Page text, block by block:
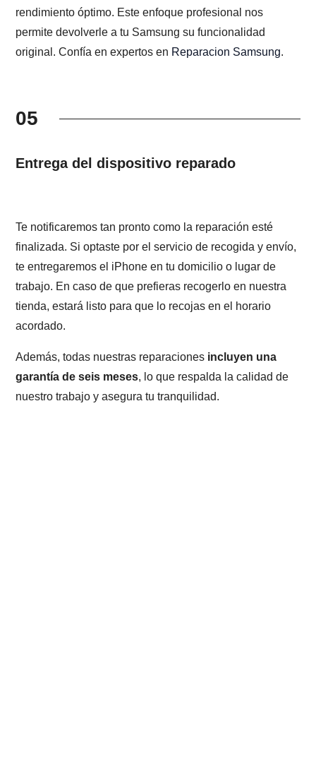
rendimiento óptimo. Este enfoque profesional nos
permite devolverle a tu Samsung su funcionalidad
original. Confía en expertos en Reparacion Samsung.
05
Entrega del dispositivo reparado
Te notificaremos tan pronto como la reparación esté
finalizada. Si optaste por el servicio de recogida y envío,
te entregaremos el iPhone en tu domicilio o lugar de
trabajo. En caso de que prefieras recogerlo en nuestra
tienda, estará listo para que lo recojas en el horario
acordado.
Además, todas nuestras reparaciones incluyen una
garantía de seis meses, lo que respalda la calidad de
nuestro trabajo y asegura tu tranquilidad.